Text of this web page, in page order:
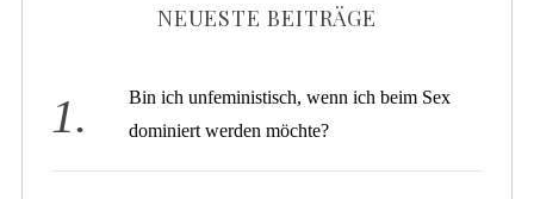
NEUESTE BEITRÄGE
Bin ich unfeministisch, wenn ich beim Sex
dominiert werden möchte?